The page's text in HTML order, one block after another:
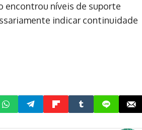
encontrou níveis de suporte
indicar continuidade